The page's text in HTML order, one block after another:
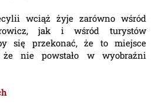
wciąż żyje zarówno wśród
jak i wśród turystów
się przekonać, że to miejsce
że nie powstało w wyobraźni